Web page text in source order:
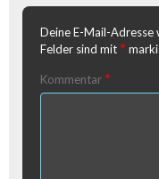
Deine E-Mail-
Felder sind mit *
Kommentar *